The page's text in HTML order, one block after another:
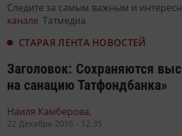
Следите за самым важным и
канале Татмедиа
СТАРАЯ ЛЕНТА НОВОСТЕЙ
Заголовок: Сохраняются
на санацию Татфондбанка»
Наиля Камберова,
22 Декабрь 2016 - 12:35